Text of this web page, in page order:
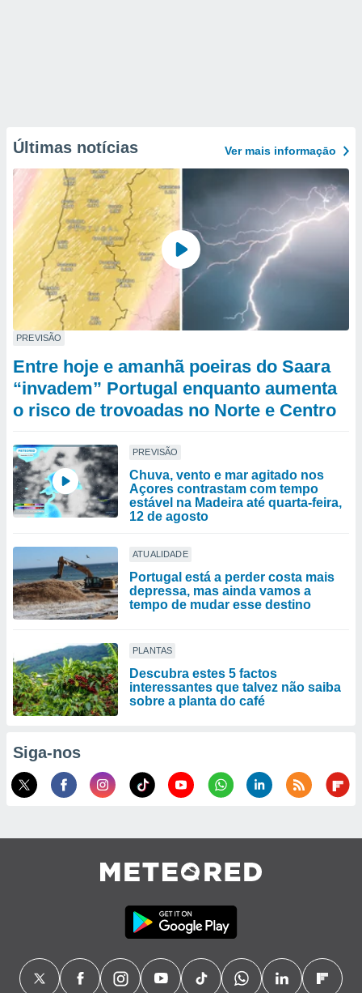
Últimas notícias Ver mais informaçāo
PREVISÃO
Entre hoje e amanhã poeiras do Saara
“invadem” Portugal enquanto aumenta
o risco de trovoadas no Norte e Centro
PREVISÃO
Chuva, vento e mar agitado nos
Açores contrastam com tempo
estável na Madeira até quarta-feira,
12 de agosto
ATUALIDADE
Portugal está a perder costa mais
depressa, mas ainda vamos a
tempo de mudar esse destino
PLANTAS
Descubra estes 5 factos
interessantes que talvez não saiba
sobre a planta do café
Siga-nos